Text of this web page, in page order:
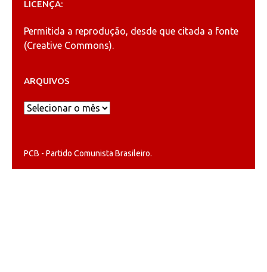
LICENÇA:
Permitida a reprodução, desde que citada a fonte
(Creative Commons).
ARQUIVOS
Arquivos
PCB - Partido Comunista Brasileiro.